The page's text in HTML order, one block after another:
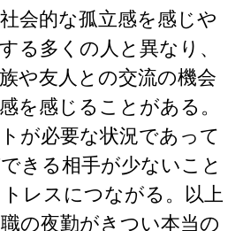
会的な孤立感を感じや
る多くの人と異なり、
や友人との交流の機会
を感じることがある。
が必要な状況であって
きる相手が少ないこと
レスにつながる。以上